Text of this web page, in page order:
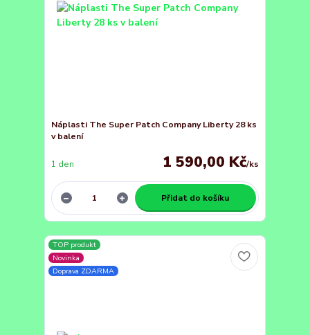
Náplasti The Super Patch Company Liberty 28 ks
v balení
1 590,00 Kč/ks
1 den
Přidat do košíku
TOP produkt
Novinka
Doprava ZDARMA